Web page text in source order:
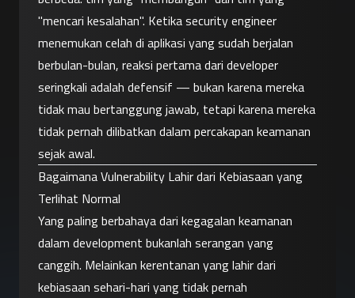
"mencari kesalahan". Ketika security engineer
menemukan celah di aplikasi yang sudah berjalan
berbulan-bulan, reaksi pertama dari developer
seringkali adalah defensif — bukan karena mereka
tidak mau bertanggung jawab, tetapi karena mereka
tidak pernah dilibatkan dalam percakapan keamanan
sejak awal.
Bagaimana Vulnerability Lahir dari Kebiasaan yang
Terlihat Normal
Yang paling berbahaya dari kegagalan keamanan
dalam development bukanlah serangan yang
canggih. Melainkan kerentanan yang lahir dari
kebiasaan sehari-hari yang tidak pernah